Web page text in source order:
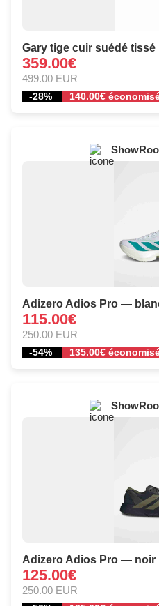
Gary tige cuir suédé tissé
359.00€
499.00 EUR
-28% 140.00€
Adizero Adios Pro —
115.00€
250.00 EUR
-54% 135.00€
Adizero Adios Pro — noir
125.00€
250.00 EUR